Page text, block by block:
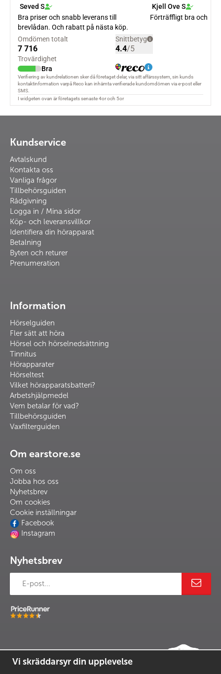
Kundservice
Avtalskund
Kontakta oss
Vanliga frågor
Tillbehörsguiden
Rådgivning
Logga in / Mina sidor
Köp- och leveransvillkor
Identifiera din hörapparat
Betalning
Byten och returer
Prenumeration
Information
Hörselguiden
Fler sätt att höra
Hörsel och hörselnedsättning
Tinnitus
Hörapparater
Hörseltest
Vilket hörapparatsbatteri?
Arbetshjälpmedel
Vem betalar för vad?
Tillbehörsguiden
Vaxfilterguiden
Om earstore.se
Om oss
Jobba hos oss
Nyhetsbrev
Om cookies
Cookie inställningar
Facebook
Instagram
Nyhetsbrev
Vi skräddarsyr din upplevelse